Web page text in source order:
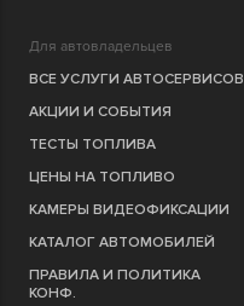
Для автовладельцев
ВСЕ УСЛУГИ АВТОСЕРВИСОВ
АКЦИИ И СОБЫТИЯ
ТЕСТЫ ТОПЛИВА
ЦЕНЫ НА ТОПЛИВО
КАМЕРЫ ВИДЕОФИКСАЦИИ
КАТАЛОГ АВТОМОБИЛЕЙ
ПРАВИЛА И ПОЛИТИКА
КОНФ.